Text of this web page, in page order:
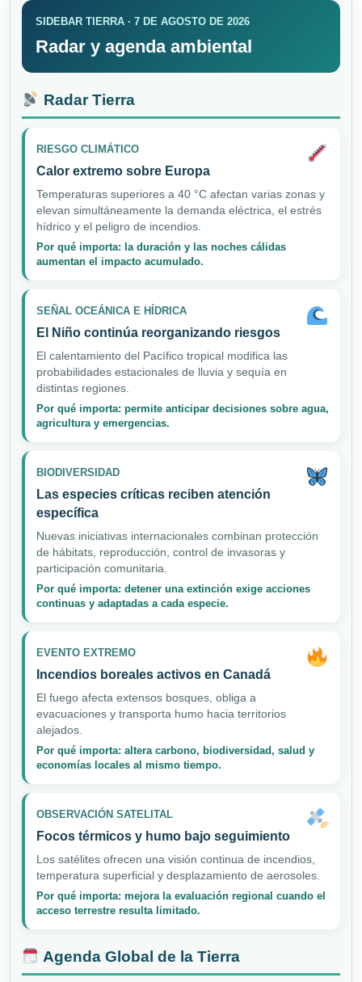
SIDEBAR TIERRA · 7 DE AGOSTO DE 2026
Radar y agenda ambiental
Radar Tierra
RIESGO CLIMÁTICO
Calor extremo sobre Europa
Temperaturas superiores a 40 °C afectan varias zonas y
elevan simultáneamente la demanda eléctrica, el estrés
hídrico y el peligro de incendios.
Por qué importa: la duración y las noches cálidas
aumentan el impacto acumulado.
SEÑAL OCEÁNICA E HÍDRICA
El Niño continúa reorganizando riesgos
El calentamiento del Pacífico tropical modifica las
probabilidades estacionales de lluvia y sequía en
distintas regiones.
Por qué importa: permite anticipar decisiones sobre agua,
agricultura y emergencias.
BIODIVERSIDAD
Las especies críticas reciben atención
específica
Nuevas iniciativas internacionales combinan protección
de hábitats, reproducción, control de invasoras y
participación comunitaria.
Por qué importa: detener una extinción exige acciones
continuas y adaptadas a cada especie.
EVENTO EXTREMO
Incendios boreales activos en Canadá
El fuego afecta extensos bosques, obliga a
evacuaciones y transporta humo hacia territorios
alejados.
Por qué importa: altera carbono, biodiversidad, salud y
economías locales al mismo tiempo.
OBSERVACIÓN SATELITAL
Focos térmicos y humo bajo seguimiento
Los satélites ofrecen una visión continua de incendios,
temperatura superficial y desplazamiento de aerosoles.
Por qué importa: mejora la evaluación regional cuando el
acceso terrestre resulta limitado.
Agenda Global de la Tierra